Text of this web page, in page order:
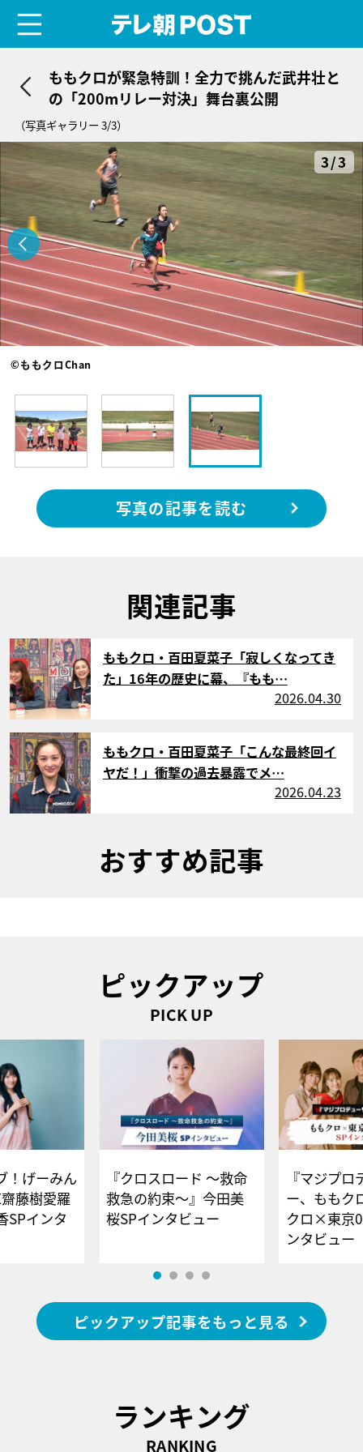
ももクロが緊急特訓！全力で挑んだ武井壮と
の「200mリレー対決」舞台裏公開
（写真ギャラリー 3/3）
3/3
©ももクロChan
写真の記事を読む
関連記事
サムネイル
ももクロ・百田夏菜子「寂しくなってき
た」16年の歴史に幕、『もも…
2026.04.30
サムネイル
ももクロ・百田夏菜子「こんな最終回イ
ヤだ！」衝撃の過去暴露でメ…
2026.04.23
おすすめ記事
ピックアップ
PICK UP
！げーみん
藤樹愛羅
SPインタ
『クロスロード ～救命
救急の約束～』今田美
桜SPインタビュー
『マジプロ
ー、ももク
クロ×東京
ンタビュー
ピックアップ記事をもっと見る
ランキング
RANKING